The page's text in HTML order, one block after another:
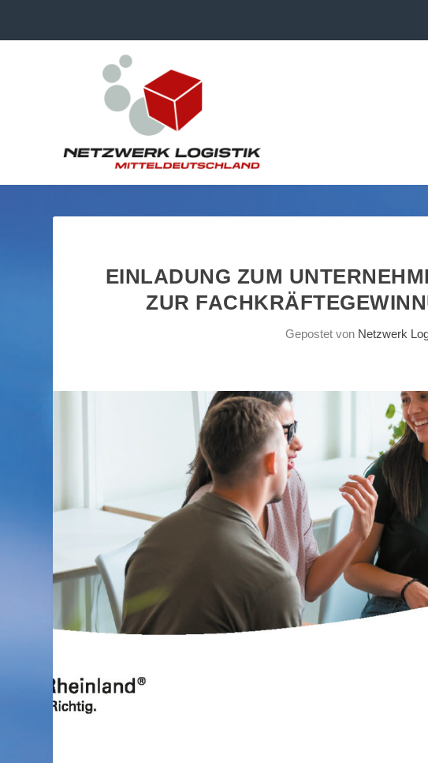
EINLADUNG ZUM
ZUR
Gepostet von Netzwerk